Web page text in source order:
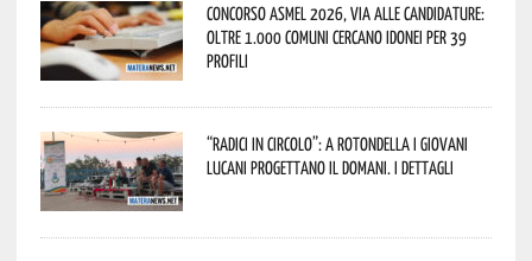
Concorso Asmel 2026, via alle candidature:
oltre 1.000 Comuni cercano idonei per 39
profili
“Radici in Circolo”: a Rotondella i giovani
lucani progettano il domani. I dettagli